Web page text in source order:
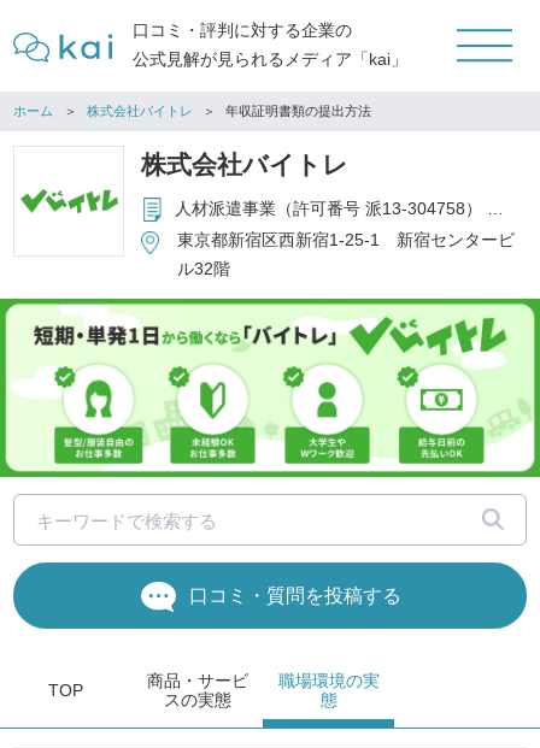
口コミ・評判に対する企業の
公式見解が見られるメディア「kai」
ホーム 株式会社バイトレ 年収証明書類の提出方法
株式会社バイトレ
人材派遣事業（許可番号 派13-304758） 有料職業紹介事業（許可番号 13-ユ-304705） 紹介予定派遣事業 アウトソーシング事業 スポット事業 スポット勤怠管理システム メディアプロデュース・ディレクションイベント 企画セールスプロモーション
東京都新宿区西新宿1-25-1 新宿センタービ
ル32階
口コミ・質問を投稿する
TOP
商品・サービ
スの実態
職場環境の実
態